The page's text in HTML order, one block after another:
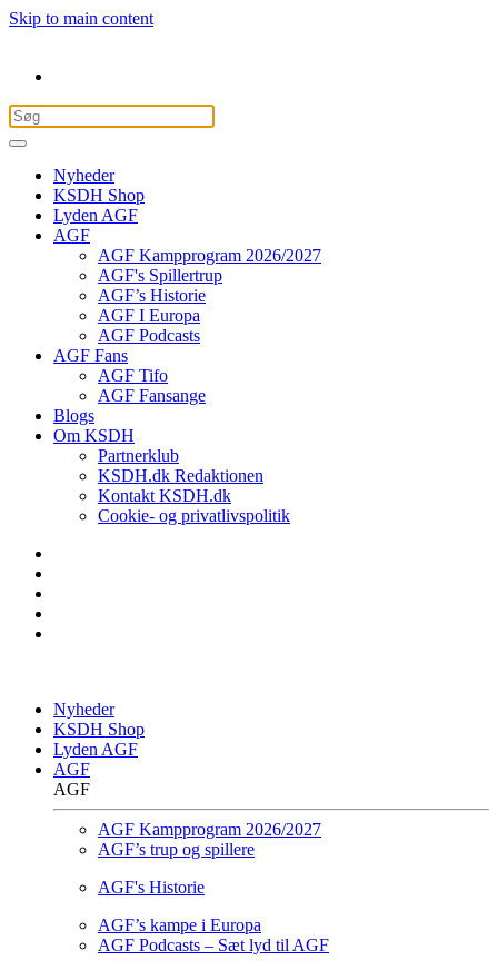
Skip to main content
Nyheder
KSDH Shop
Lyden AGF
AGF
AGF Kampprogram 2026/2027
AGF's Spillertrup
AGF’s Historie
AGF I Europa
AGF Podcasts
AGF Fans
AGF Tifo
AGF Fansange
Blogs
Om KSDH
Partnerklub
KSDH.dk Redaktionen
Kontakt KSDH.dk
Cookie- og privatlivspolitik
Nyheder
KSDH Shop
Lyden AGF
AGF
AGF
AGF Kampprogram 2026/2027
AGF’s trup og spillere
AGF's Historie
AGF’s kampe i Europa
AGF Podcasts – Sæt lyd til AGF